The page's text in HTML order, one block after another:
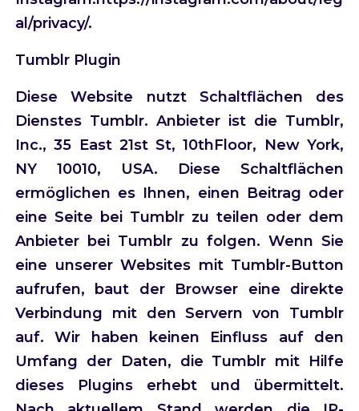
al/privacy/.
Tumblr Plugin
Diese Website nutzt Schaltflächen des
Dienstes Tumblr. Anbieter ist die Tumblr,
Inc., 35 East 21st St, 10thFloor, New York,
NY 10010, USA. Diese Schaltflächen
ermöglichen es Ihnen, einen Beitrag oder
eine Seite bei Tumblr zu teilen oder dem
Anbieter bei Tumblr zu folgen. Wenn Sie
eine unserer Websites mit Tumblr-Button
aufrufen, baut der Browser eine direkte
Verbindung mit den Servern von Tumblr
auf. Wir haben keinen Einfluss auf den
Umfang der Daten, die Tumblr mit Hilfe
dieses Plugins erhebt und übermittelt.